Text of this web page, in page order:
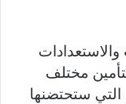
مختلف
التي ستحتضنها